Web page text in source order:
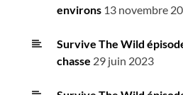
environs 13 novembre
Survive The Wild
chasse 29 juin 2023